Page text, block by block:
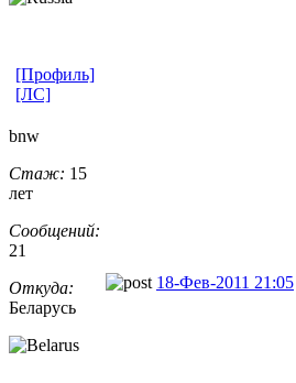
[Профиль]
[ЛС]
bnw
Стаж: 15
лет
Сообщений:
21
Откуда:
Беларусь
18-Фев-2011 21:05